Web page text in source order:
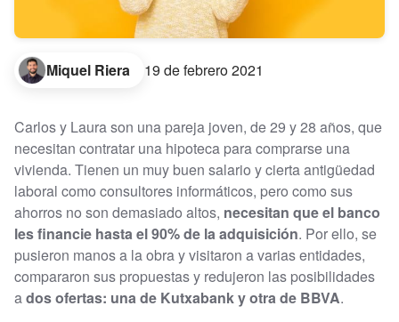
Miquel Riera 19 de febrero 2021
Carlos y Laura son una pareja joven, de 29 y 28 años, que
necesitan contratar una hipoteca para comprarse una
vivienda. Tienen un muy buen salario y cierta antigüedad
laboral como consultores informáticos, pero como sus
ahorros no son demasiado altos, necesitan que el banco
les financie hasta el 90% de la adquisición. Por ello, se
pusieron manos a la obra y visitaron a varias entidades,
compararon sus propuestas y redujeron las posibilidades
ados ofertas: una de Kutxabank y otra de BBVA.